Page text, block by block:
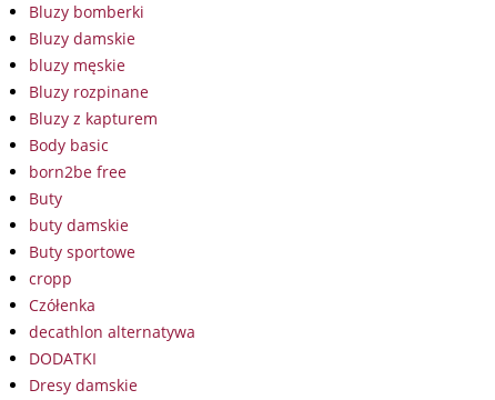
Bluzy bomberki
Bluzy damskie
bluzy męskie
Bluzy rozpinane
Bluzy z kapturem
Body basic
born2be free
Buty
buty damskie
Buty sportowe
cropp
Czółenka
decathlon alternatywa
DODATKI
Dresy damskie